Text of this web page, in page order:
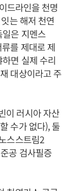
드라인을 천명
는 해저 천연
은 지멘스
를 제대로 제
면 실제 수리
대상이라고 주
이 러시아 자산
수가 없다), 둘
스스트림2
공 검사필증